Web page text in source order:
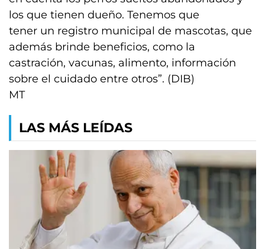
los que tienen dueño. Tenemos que
tener un registro municipal de mascotas, que
además brinde beneficios, como la
castración, vacunas, alimento, información
sobre el cuidado entre otros”. (DIB)
MT
LAS MÁS LEÍDAS